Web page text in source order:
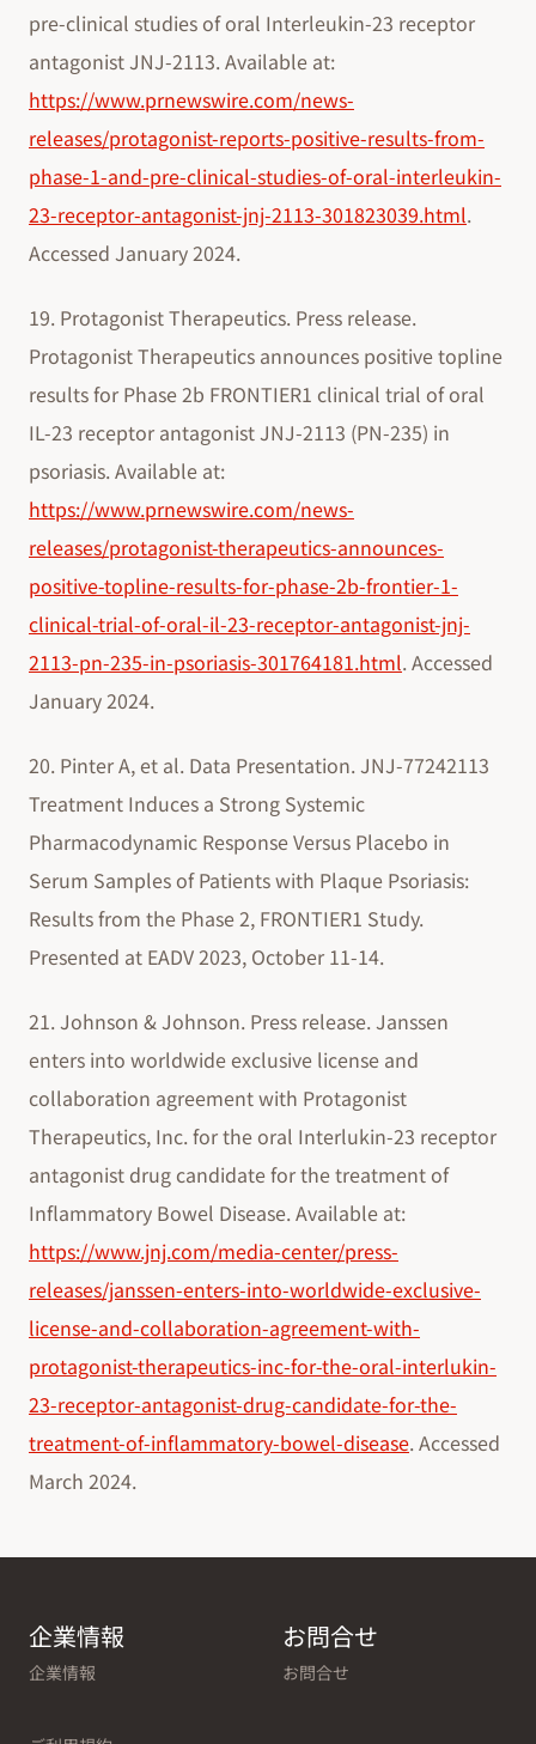
pre-clinical studies of oral Interleukin-23 receptor
antagonist JNJ-2113. Available at:
https://www.prnewswire.com/news-
releases/protagonist-reports-positive-results-from-
phase-1-and-pre-clinical-studies-of-oral-interleukin-
23-receptor-antagonist-jnj-2113-301823039.html.
Accessed January 2024.
19. Protagonist Therapeutics. Press release.
Protagonist Therapeutics announces positive topline
results for Phase 2b FRONTIER1 clinical trial of oral
IL-23 receptor antagonist JNJ-2113 (PN-235) in
psoriasis. Available at:
https://www.prnewswire.com/news-
releases/protagonist-therapeutics-announces-
positive-topline-results-for-phase-2b-frontier-1-
clinical-trial-of-oral-il-23-receptor-antagonist-jnj-
2113-pn-235-in-psoriasis-301764181.html. Accessed
January 2024.
20. Pinter A, et al. Data Presentation. JNJ-77242113
Treatment Induces a Strong Systemic
Pharmacodynamic Response Versus Placebo in
Serum Samples of Patients with Plaque Psoriasis:
Results from the Phase 2, FRONTIER1 Study.
Presented at EADV 2023, October 11-14.
21. Johnson & Johnson. Press release. Janssen
enters into worldwide exclusive license and
collaboration agreement with Protagonist
Therapeutics, Inc. for the oral Interlukin-23 receptor
antagonist drug candidate for the treatment of
Inflammatory Bowel Disease. Available at:
https://www.jnj.com/media-center/press-
releases/janssen-enters-into-worldwide-exclusive-
license-and-collaboration-agreement-with-
protagonist-therapeutics-inc-for-the-oral-interlukin-
23-receptor-antagonist-drug-candidate-for-the-
treatment-of-inflammatory-bowel-disease. Accessed
March 2024.
企業情報
企業情報
お問合せ
お問合せ